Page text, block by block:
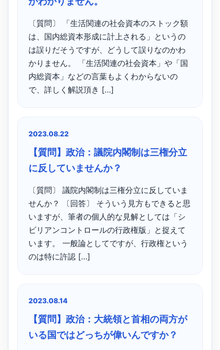
〔質問〕 「生活関連の社会資本のストック額
は、国内総資本形成に計上される」というの
は誤りだそうですが、どうして誤りなのかわ
かりません。 「生活関連の社会資本」や「国
内総資本」などの言葉もよくわからないの
で、詳しく解説頂き […]
2023.08.22
【質問】政治：議院内閣制は三権分立
に反していませんか？
〔質問〕 議院内閣制は三権分立に反していま
せんか？ 〔回答〕 そういう見方もできると思
いますが、筆者の個人的な見解としては「シ
ビリアンコントロールの行政権版」と捉えて
います。 一般論としてですが、行政権という
のは特に許認 […]
2023.08.14
【質問】政治：大統領と首相の両方が
いる国ではどっちが偉いんですか？